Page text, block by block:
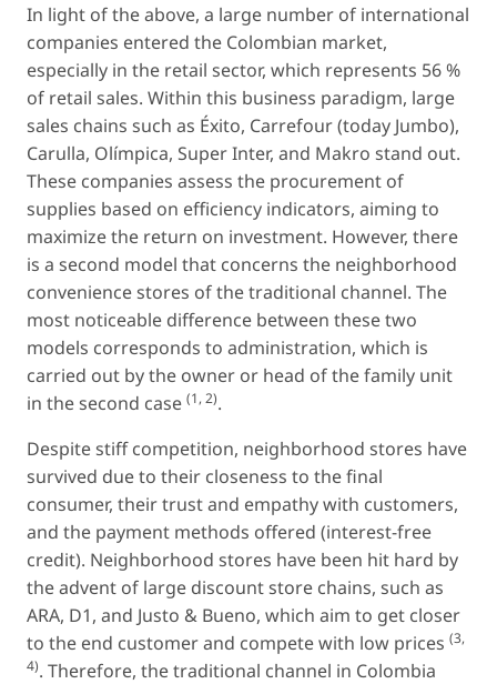
In light of the above, a large number of international
companies entered the Colombian market,
especially in the retail sector, which represents 56 %
of retail sales. Within this business paradigm, large
sales chains such as Éxito, Carrefour (today Jumbo),
Carulla, Olímpica, Super Inter, and Makro stand out.
These companies assess the procurement of
supplies based on efficiency indicators, aiming to
maximize the return on investment. However, there
is a second model that concerns the neighborhood
convenience stores of the traditional channel. The
most noticeable difference between these two
models corresponds to administration, which is
carried out by the owner or head of the family unit
in the second case (1, 2).
Despite stiff competition, neighborhood stores have
survived due to their closeness to the final
consumer, their trust and empathy with customers,
and the payment methods offered (interest-free
credit). Neighborhood stores have been hit hard by
the advent of large discount store chains, such as
ARA, D1, and Justo & Bueno, which aim to get closer
to the end customer and compete with low prices (3,
4). Therefore, the traditional channel in Colombia